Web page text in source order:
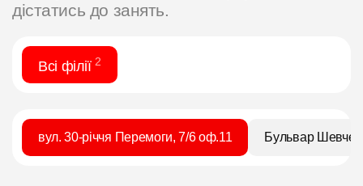
дістатись до занять.
Всі філії2
вул. 30-річчя Перемоги, 7/6 оф.11 Бульвар